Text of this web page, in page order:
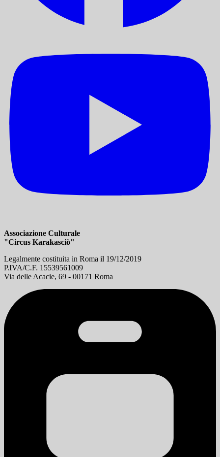
Associazione Culturale
"Circus Karakasciò"
Legalmente costituita in Roma il 19/12/2019
P.IVA/C.F. 15539561009
Via delle Acacie, 69 - 00171 Roma